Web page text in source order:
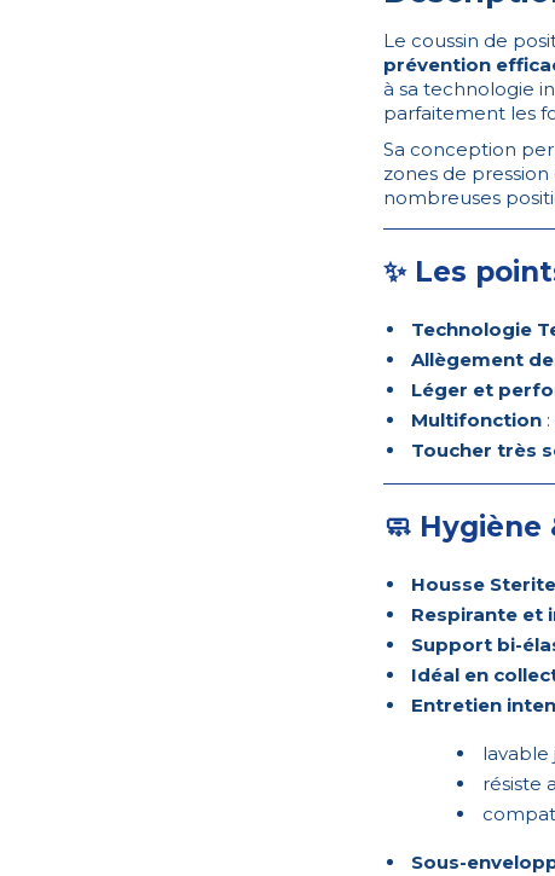
Le coussin de
prévention
à sa technologie
parfaitement les
Sa conception
zones de
nombreuses
✨ Les
Technologie
Allègement
Léger et
Multifonction
Toucher très
🧼
Housse
Respirante et
Support bi-
Idéal en
Entretien
lavable
résiste
Sous-